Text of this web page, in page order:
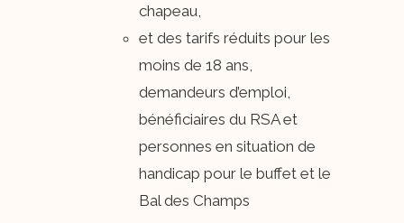
chapeau,
et des tarifs réduits pour les
moins de 18 ans,
demandeurs d’emploi,
bénéficiaires du RSA et
personnes en situation de
handicap pour le buffet et le
Bal des Champs